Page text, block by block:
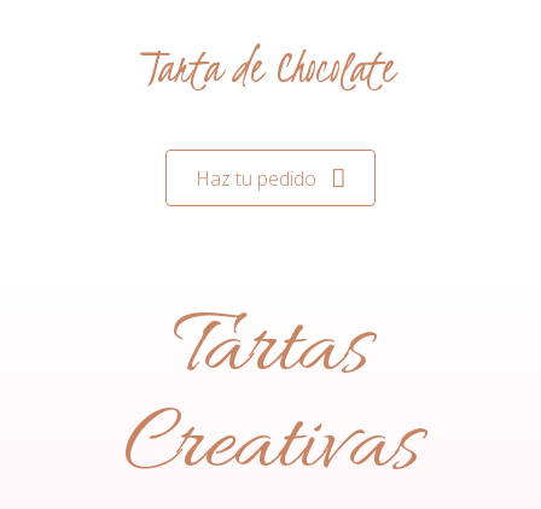
Tarta de Chocolate
Haz tu pedido
Tartas
Creativas